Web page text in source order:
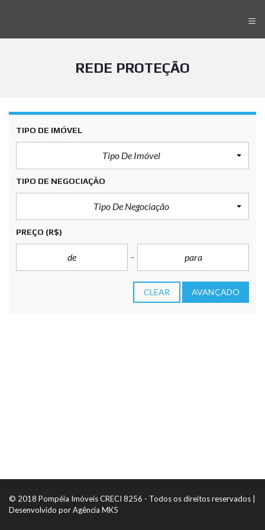
≡
REDE PROTEÇÃO
TIPO DE IMÓVEL
Tipo De Imóvel
TIPO DE NEGOCIAÇÃO
Tipo De Negociação
PREÇO (R$)
CLEAR AVANÇADO
© 2018 Pompéia Imóveis CRECI 8256 - Todos os direitos reservados |
Desenvolvido porAgência MK5